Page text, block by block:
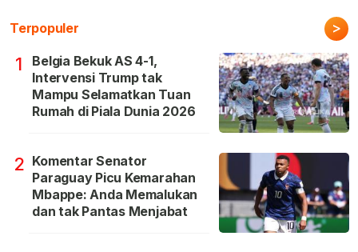
Terpopuler >
1
Belgia Bekuk AS 4-1,
Intervensi Trump tak
Mampu Selamatkan Tuan
Rumah di Piala Dunia 2026
2 Komentar Senator
Paraguay Picu Kemarahan
Mbappe: Anda Memalukan
dan tak Pantas Menjabat